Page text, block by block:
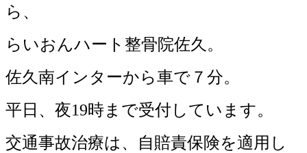
ら、
らいおんハート整骨院佐久。
佐久南インターから車で７分。
平日、 夜19時まで受付しています。
交通事故治療は、自賠責保険を適用し